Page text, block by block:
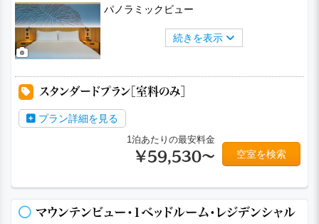
パノラミックビュー
続きを表示
スタンダードプラン［室料のみ］
プラン詳細を見る
1泊あたりの最安料金
￥59,530～ 空室を検索
マウンテンビュー・1ベッドルーム・レジデンシャル